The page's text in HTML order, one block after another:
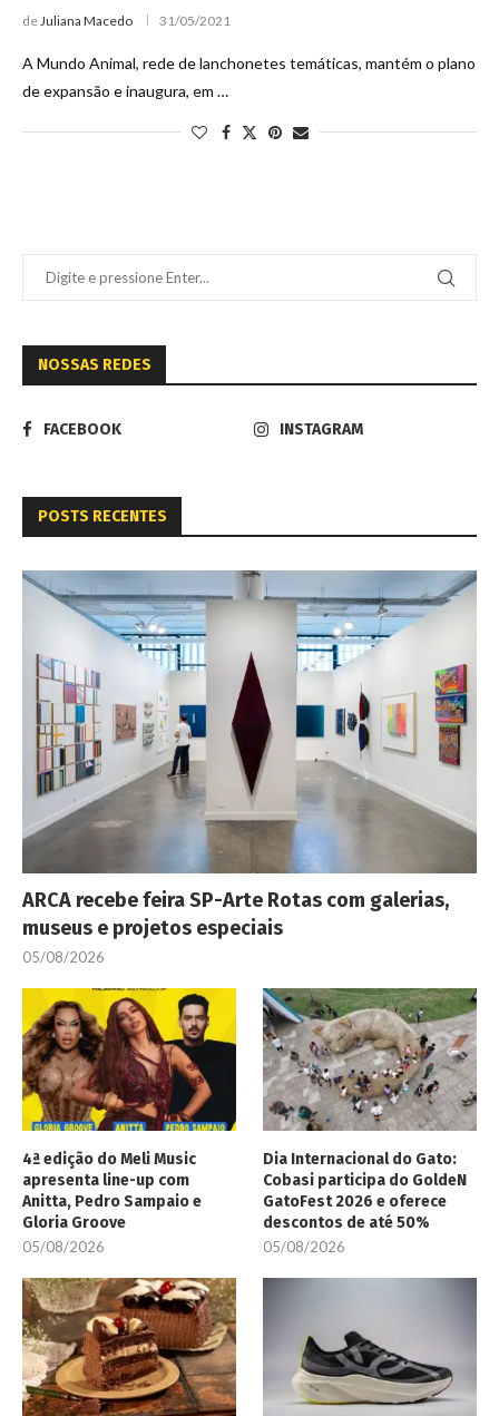
deJuliana Macedo 31/05/2021
A Mundo Animal, rede de lanchonetes temáticas, mantém o plano
de expansão e inaugura, em …
NOSSAS REDES
FACEBOOK INSTAGRAM
POSTS RECENTES
ARCA recebe feira SP-Arte Rotas com galerias,
museus e projetos especiais
05/08/2026
4ª edição do Meli Music
apresenta line-up com
Anitta, Pedro Sampaio e
Gloria Groove
05/08/2026
Dia Internacional do Gato:
Cobasi participa do GoldeN
GatoFest 2026 e oferece
descontos de até 50%
05/08/2026